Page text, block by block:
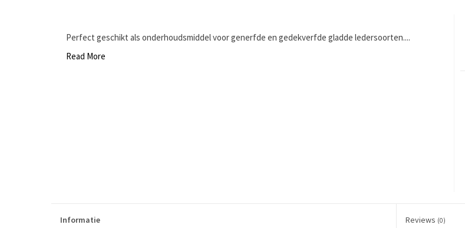
Perfect geschikt als onderhoudsmiddel voor generfde en gedekverfde gladde ledersoorten....
Read More
Informatie Reviews (0)